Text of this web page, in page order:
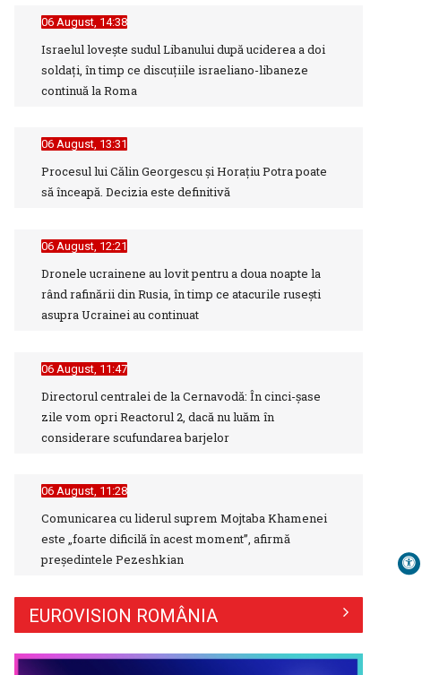
06 August, 14:38
Israelul loveşte sudul Libanului după uciderea a doi
soldaţi, în timp ce discuţiile israeliano-libaneze
continuă la Roma
06 August, 13:31
Procesul lui Călin Georgescu și Horațiu Potra poate
să înceapă. Decizia este definitivă
06 August, 12:21
Dronele ucrainene au lovit pentru a doua noapte la
rând rafinării din Rusia, în timp ce atacurile rusești
asupra Ucrainei au continuat
06 August, 11:47
Directorul centralei de la Cernavodă: În cinci-şase
zile vom opri Reactorul 2, dacă nu luăm în
considerare scufundarea barjelor
06 August, 11:28
Comunicarea cu liderul suprem Mojtaba Khamenei
este „foarte dificilă în acest moment”, afirmă
preşedintele Pezeshkian
EUROVISION ROMÂNIA